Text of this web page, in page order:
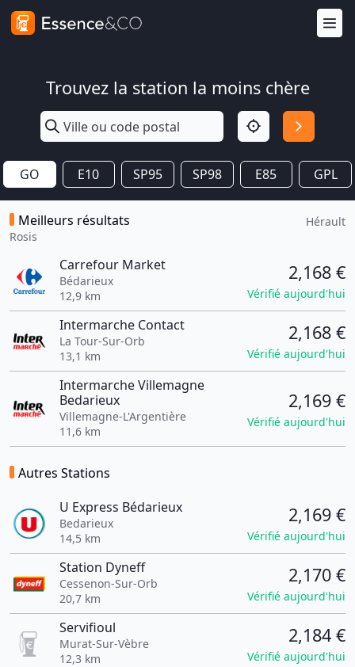
Trouvez la station la moins chère
GO E10 SP95 SP98 E85 GPL
Meilleurs résultats
Rosis
Hérault
Carrefour Market
Bédarieux
12,9 km
2,168 €
Vérifié aujourd'hui
Intermarche Contact
La Tour-Sur-Orb
13,1 km
2,168 €
Vérifié aujourd'hui
Intermarche Villemagne
Bedarieux
Villemagne-L'Argentière
11,6 km
2,169 €
Vérifié aujourd'hui
Autres Stations
U Express Bédarieux
Bedarieux
14,5 km
2,169 €
Vérifié aujourd'hui
Station Dyneff
Cessenon-Sur-Orb
20,7 km
2,170 €
Vérifié aujourd'hui
Servifioul
Murat-Sur-Vèbre
12,3 km
2,184 €
Vérifié aujourd'hui